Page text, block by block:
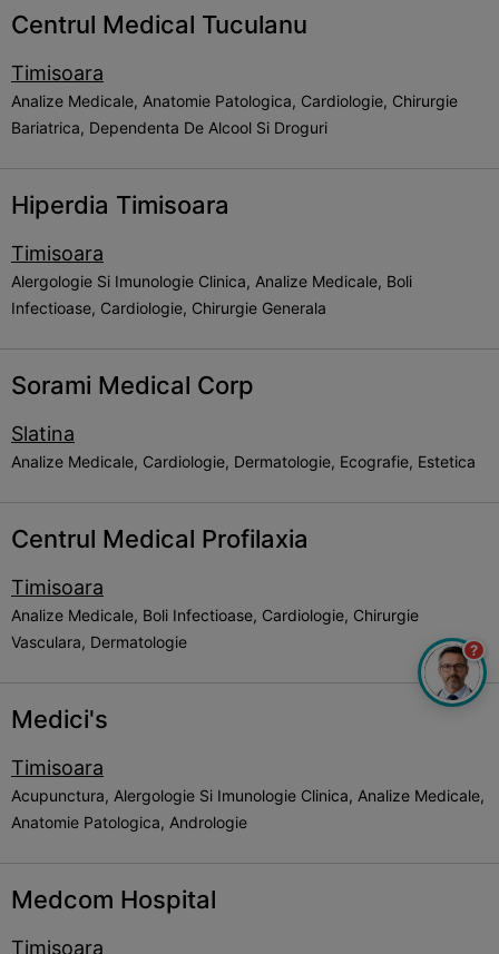
Centrul Medical Tuculanu
Timisoara
Analize Medicale, Anatomie Patologica, Cardiologie, Chirurgie
Bariatrica, Dependenta De Alcool Si Droguri
Hiperdia Timisoara
Timisoara
Alergologie Si Imunologie Clinica, Analize Medicale, Boli
Infectioase, Cardiologie, Chirurgie Generala
Sorami Medical Corp
Slatina
Analize Medicale, Cardiologie, Dermatologie, Ecografie, Estetica
Centrul Medical Profilaxia
Timisoara
Analize Medicale, Boli Infectioase, Cardiologie, Chirurgie
Vasculara, Dermatologie
Medici's
Timisoara
Acupunctura, Alergologie Si Imunologie Clinica, Analize Medicale,
Anatomie Patologica, Andrologie
Medcom Hospital
Timisoara
?